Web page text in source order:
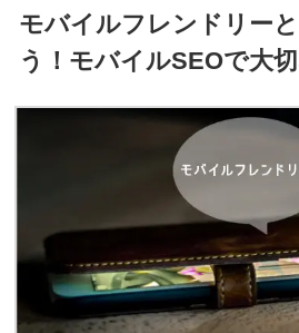
モバイルフレンドリー
う！モバイルSEOで大